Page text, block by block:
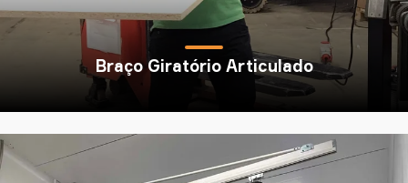
Braço Giratório Articulado